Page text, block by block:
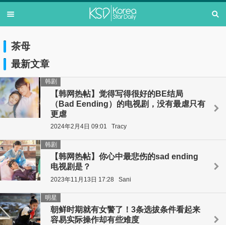
茶母
最新文章
【韩网热帖】觉得写得很好的BE结局
（Bad Eending）的电视剧，没有最虐只有
更虐
韩剧
2024年2月4日 09:01 Tracy
【韩网热帖】你心中最悲伤的sad ending
电视剧是？
韩剧
2023年11月13日 17:28 Sani
朝鲜时期就有女警了！3条选拔条件看起来
容易实际操作却有些难度
明星